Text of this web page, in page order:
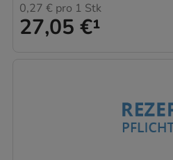
27,05 €¹
0,27 € pro 1 Stk